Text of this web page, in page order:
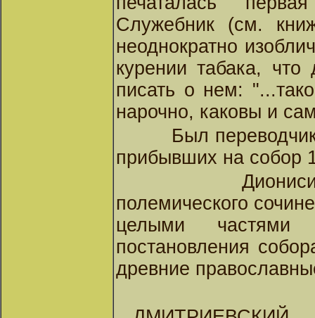
Служебник (см.
неоднократно
курении табака,
писать о нем:
нарочно, каковы и
Был
прибывших на собор
полемического
целыми частями
постановления
древние